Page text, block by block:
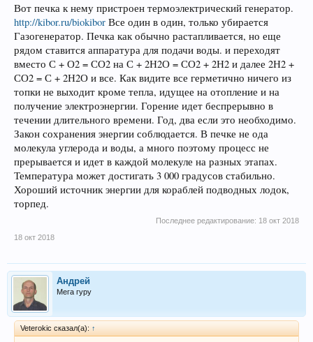
Вот печка к нему пристроен термоэлектрический генератор.
http://kibor.ru/biokibor Все один в один, только убирается
Газогенератор. Печка как обычно растапливается, но еще
рядом ставится аппаратура для подачи воды. и переходят
вместо С + О2 = СО2 на С + 2Н2О = СО2 + 2Н2 и далее 2Н2 +
СО2 = С + 2Н2О и все. Как видите все герметично ничего из
топки не выходит кроме тепла, идущее на отопление и на
получение электроэнергии. Горение идет беспрерывно в
течении длительного времени. Год, два если это необходимо.
Закон сохранения энергии соблюдается. В печке не ода
молекула углерода и воды, а много поэтому процесс не
прерывается и идет в каждой молекуле на разных этапах.
Температура может достигать 3 000 градусов стабильно.
Хороший источник энергии для кораблей подводных лодок,
торпед.
Последнее редактирование: 18 окт 2018
18 окт 2018
Андрей
Мега гуру
Veterokic сказал(а): ↑